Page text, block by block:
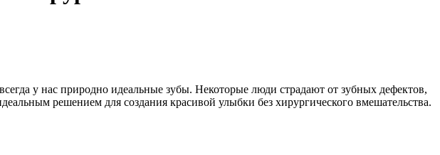
у нас природно идеальные зубы. Некоторые люди страдают от зубных дефектов,
решением для создания красивой улыбки без хирургического вмешательства.